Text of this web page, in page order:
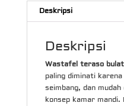
Deskripsi
Deskripsi
Wastafel teraso bulat
paling diminati
seimbang, dan
konsep kamar mandi.